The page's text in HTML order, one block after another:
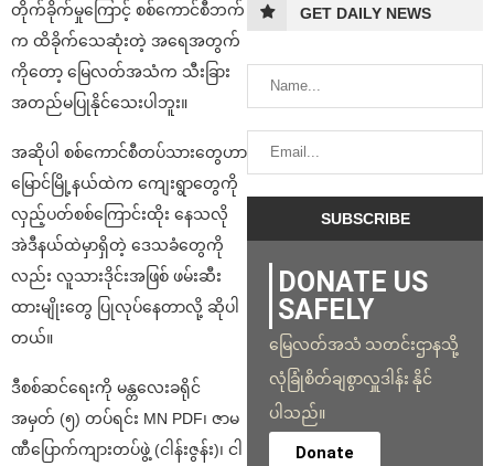
တိုက်ခိုက်မှုကြောင့် စစ်ကောင်စီဘက်
က ထိခိုက်သေဆုံးတဲ့ အရေအတွက်
ကိုတော့ မြေလတ်အသံက သီးခြား
အတည်မပြုနိုင်သေးပါဘူး။
အဆိုပါ စစ်ကောင်စီတပ်သားတွေဟာ
မြောင်မြို့နယ်ထဲက ကျေးရွာတွေကို
လှည့်ပတ်စစ်ကြောင်းထိုး နေသလို
အဲဒီနယ်ထဲမှာရှိတဲ့ ဒေသခံတွေကို
လည်း လူသားဒိုင်းအဖြစ် ဖမ်းဆီး
ထားမျိုးတွေ ပြုလုပ်နေတာလို့ ဆိုပါ
တယ်။
ဒီစစ်ဆင်ရေးကို မန္တလေးခရိုင်
အမှတ် (၅) တပ်ရင်း MN PDF၊ ဇာမ
ဏီပြောက်ကျားတပ်ဖွဲ့ (ငါန်းဇွန်း)၊ ငါ
GET DAILY NEWS
DONATE US
SAFELY
မြေလတ်အသံ သတင်းဌာနသို့
လုံခြုံစိတ်ချစွာလှူဒါန်း နိုင်
ပါသည်။
Donate